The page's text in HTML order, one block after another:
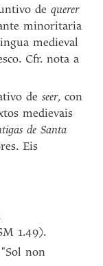
dequerer
minoritaria
medieval
Cfr. nota a
deseer, con
medievais
de Santa
Eis
1.49).
non